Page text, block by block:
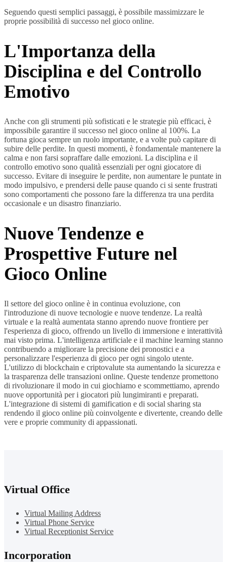
Seguendo questi semplici passaggi, è possibile massimizzare le
proprie possibilità di successo nel gioco online.
L'Importanza della
Disciplina e del Controllo
Emotivo
Anche con gli strumenti più sofisticati e le strategie più efficaci, è
impossibile garantire il successo nel gioco online al 100%. La
fortuna gioca sempre un ruolo importante, e a volte può capitare di
subire delle perdite. In questi momenti, è fondamentale mantenere la
calma e non farsi sopraffare dalle emozioni. La disciplina e il
controllo emotivo sono qualità essenziali per ogni giocatore di
successo. Evitare di inseguire le perdite, non aumentare le puntate in
modo impulsivo, e prendersi delle pause quando ci si sente frustrati
sono comportamenti che possono fare la differenza tra una perdita
occasionale e un disastro finanziario.
Nuove Tendenze e
Prospettive Future nel
Gioco Online
Il settore del gioco online è in continua evoluzione, con
l'introduzione di nuove tecnologie e nuove tendenze. La realtà
virtuale e la realtà aumentata stanno aprendo nuove frontiere per
l'esperienza di gioco, offrendo un livello di immersione e interattività
mai visto prima. L'intelligenza artificiale e il machine learning stanno
contribuendo a migliorare la precisione dei pronostici e a
personalizzare l'esperienza di gioco per ogni singolo utente.
L'utilizzo di blockchain e criptovalute sta aumentando la sicurezza e
la trasparenza delle transazioni online. Queste tendenze promettono
di rivoluzionare il modo in cui giochiamo e scommettiamo, aprendo
nuove opportunità per i giocatori più lungimiranti e preparati.
L'integrazione di sistemi di gamification e di social sharing sta
rendendo il gioco online più coinvolgente e divertente, creando delle
vere e proprie community di appassionati.
Virtual Office
Virtual Mailing Address
Virtual Phone Service
Virtual Receptionist Service
Incorporation